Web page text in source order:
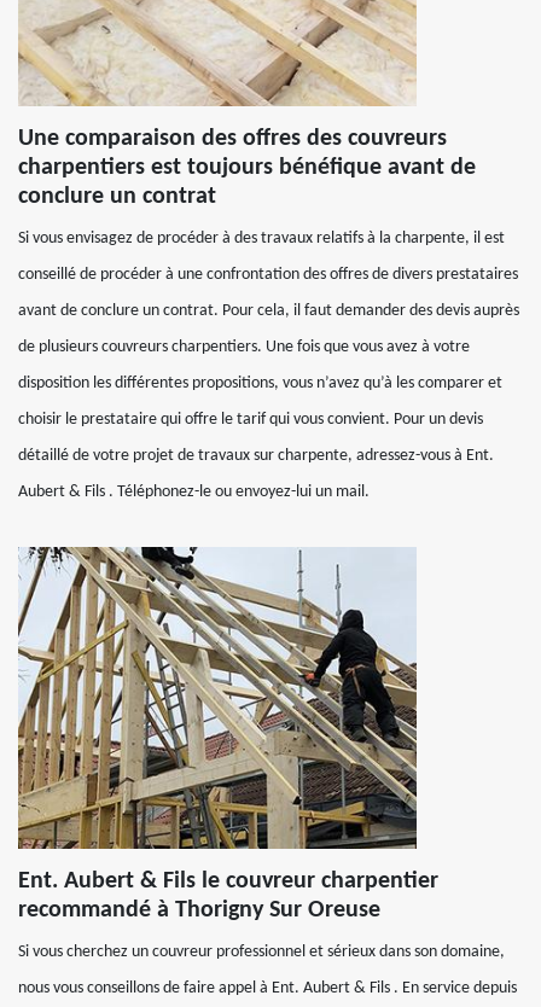
Une comparaison des offres des couvreurs
charpentiers est toujours bénéfique avant de
conclure un contrat
Si vous envisagez de procéder à des travaux relatifs à la charpente, il est
conseillé de procéder à une confrontation des offres de divers prestataires
avant de conclure un contrat. Pour cela, il faut demander des devis auprès
de plusieurs couvreurs charpentiers. Une fois que vous avez à votre
disposition les différentes propositions, vous n’avez qu’à les comparer et
choisir le prestataire qui offre le tarif qui vous convient. Pour un devis
détaillé de votre projet de travaux sur charpente, adressez-vous à Ent.
Aubert & Fils . Téléphonez-le ou envoyez-lui un mail.
Ent. Aubert & Fils le couvreur charpentier
recommandé à Thorigny Sur Oreuse
Si vous cherchez un couvreur professionnel et sérieux dans son domaine,
nous vous conseillons de faire appel à Ent. Aubert & Fils . En service depuis